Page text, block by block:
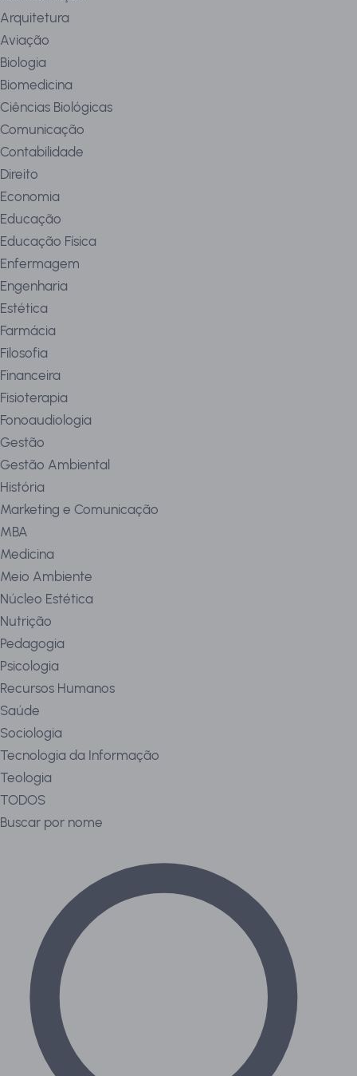
Arquitetura
Aviação
Biologia
Biomedicina
Ciências Biológicas
Comunicação
Contabilidade
Direito
Economia
Educação
Educação Física
Enfermagem
Engenharia
Estética
Farmácia
Filosofia
Financeira
Fisioterapia
Fonoaudiologia
Gestão
Gestão Ambiental
História
Marketing e Comunicação
MBA
Medicina
Meio Ambiente
Núcleo Estética
Nutrição
Pedagogia
Psicologia
Recursos Humanos
Saúde
Sociologia
Tecnologia da Informação
Teologia
TODOS
Buscar por nome